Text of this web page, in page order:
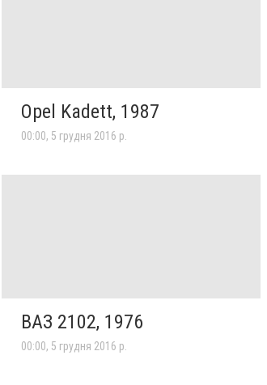
Opel Kadett, 1987
00:00, 5 грудня 2016 р.
ВАЗ 2102, 1976
00:00, 5 грудня 2016 р.